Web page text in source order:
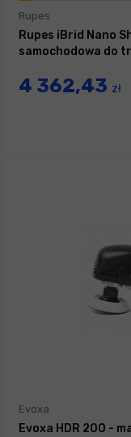
Rupes
Rupes iBrid Nano
samochodowa do
4 362,43 zł
Evoxa
Evoxa HDR 200 -